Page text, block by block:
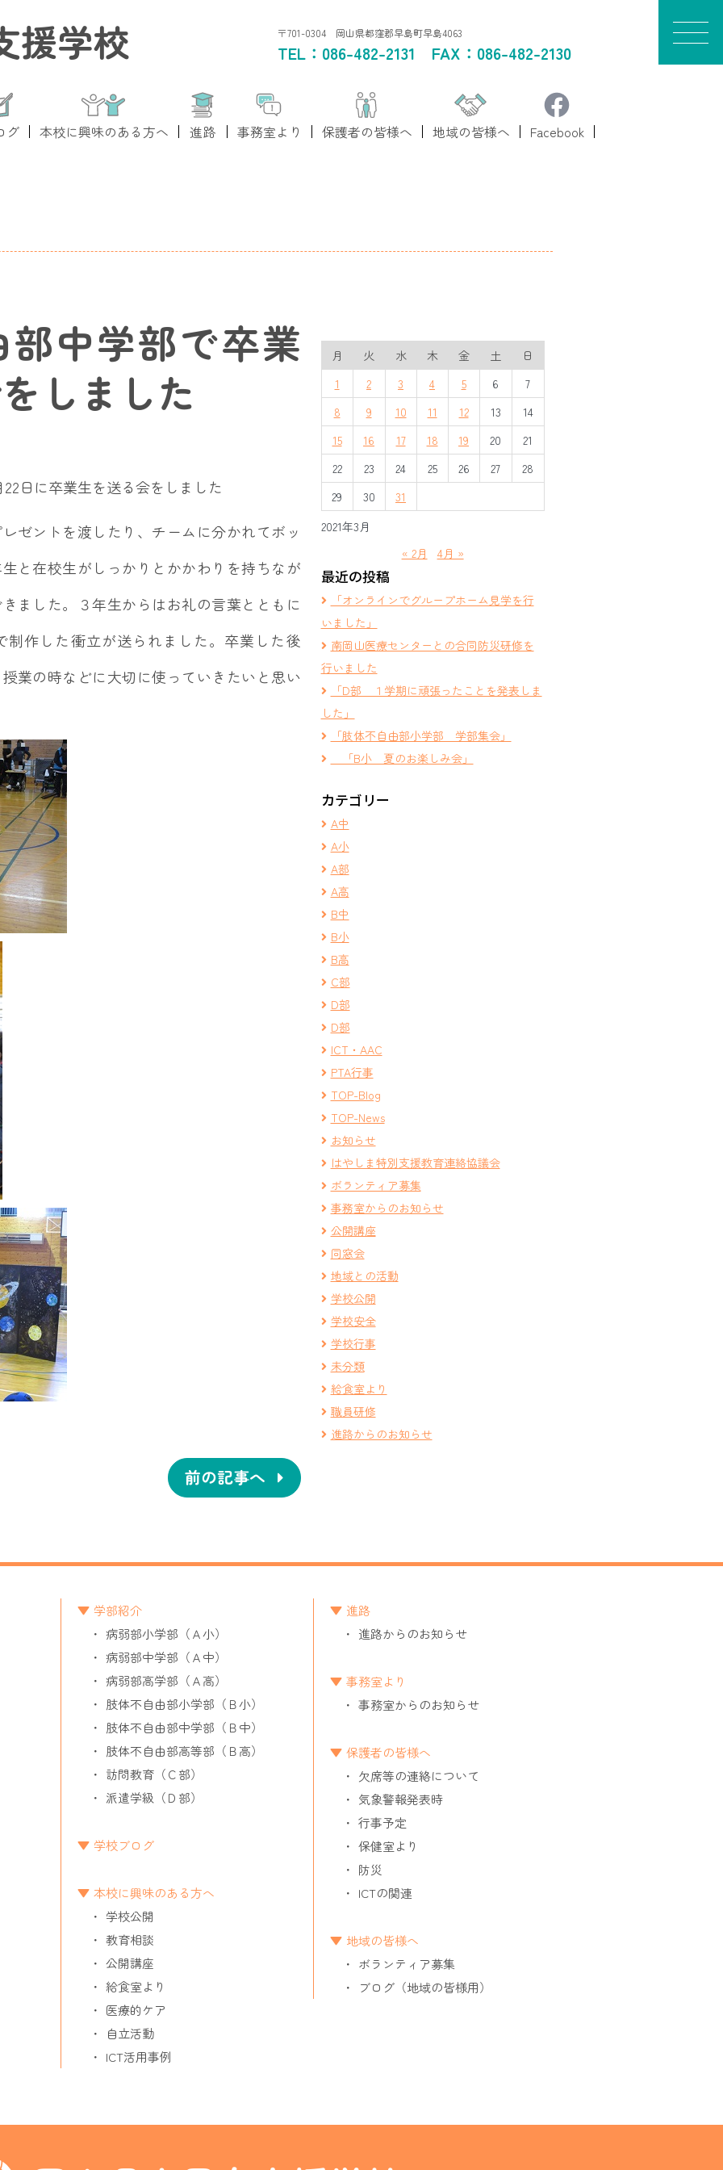
援学校 〒701-0304 岡山県都窪郡早島町早島4063
TEL： 086-482-2131 FAX：086-482-2130
グ 本校に興味のある方へ 進路 事務室より 保護者の皆様へ 地域の皆様へ Facebook
中学部で卒業
しました
日に卒業生を送る会をしました
ゼントを渡したり、チームに分かれてボッ
と在校生がしっかりとかかわりを持ちなが
ました。３年生からはお礼の言葉とともに
制作した衝立が送られました。卒業した後
業の時などに大切に使っていきたいと思い
前の記事へ
2021年3月
月 火 水 木 金 土
日
1
2 3 4 5 6
7
8
9 10 11 12 13
14
15
16 17 18 19 20
21
22
23 24 25 26 27
28
29
30 31
« 2月 4月 »
最近の投稿
「オンラインでグループホーム見学を行
いました」
南岡山医療センターとの合同防災研修を
行いました
「D部 １学期に頑張ったことを発表しま
した」
「肢体不自由部小学部 学部集会」
「B小 夏のお楽しみ会」
カテゴリー
A中
A小
A部
A高
B中
B小
B高
C部
D部
D部
ICT・AAC
PTA行事
TOP-Blog
TOP-News
お知らせ
はやしま特別支援教育連絡協議会
ボランティア募集
事務室からのお知らせ
公開講座
同窓会
地域との活動
学校公開
学校安全
学校行事
未分類
給食室より
職員研修
進路からのお知らせ
学部紹介
病弱部小学部（Ａ小）
病弱部中学部（Ａ中）
病弱部高学部（Ａ高）
肢体不自由部小学部（Ｂ小）
肢体不自由部中学部（Ｂ中）
肢体不自由部高等部（Ｂ高）
訪問教育（Ｃ部）
派遣学級（Ｄ部）
学校ブログ
本校に興味のある方へ
学校公開
教育相談
公開講座
給食室より
医療的ケア
自立活動
ICT活用事例
進路
進路からのお知らせ
事務室より
事務室からのお知らせ
保護者の皆様へ
欠席等の連絡について
気象警報発表時
行事予定
保健室より
防災
ICTの関連
地域の皆様へ
ボランティア募集
ブログ（地域の皆様用）